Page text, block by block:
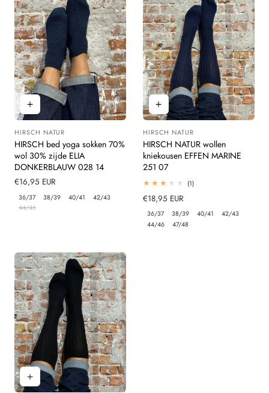
Leverancier:
HIRSCH NATUR
HIRSCH bed yoga sokken 70%
wol 30% zijde ELIA
DONKERBLAUW 028 14
Normale
prijs
€16,95 EUR
36/37 38/39 40/41
42/43
44/46
Leverancier:
HIRSCH NATUR
HIRSCH NATUR wollen
kniekousen EFFEN MARINE
251 07
(1)1
Normale
prijs
€18,95 EUR
36/37 38/39 40/41
42/43
44/46
47/48